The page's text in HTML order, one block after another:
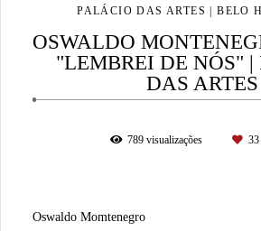
PALÁCIO DAS ARTES | BELO
OSWALDO
"LEMBREI DE NÓS" |
DAS ARTES
789visualizações 33
Oswaldo Momtenegro